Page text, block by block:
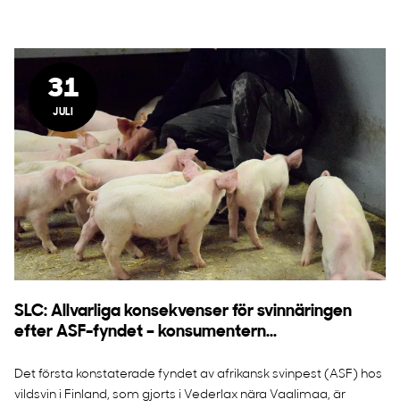
31
JULI
SLC: Allvarliga konsekvenser för svinnäringen
efter ASF-fyndet – konsumentern...
Det första konstaterade fyndet av afrikansk svinpest (ASF) hos
vildsvin i Finland, som gjorts i Vederlax nära Vaalimaa, är